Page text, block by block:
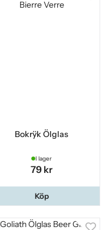
Bokrÿk Ölglas
I lager
79 kr
Köp